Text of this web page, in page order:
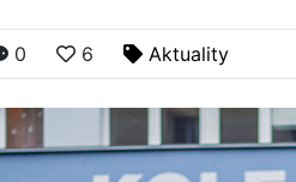
0 6 Aktuality